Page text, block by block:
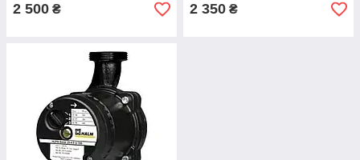
2 500 ₴ 2 350 ₴